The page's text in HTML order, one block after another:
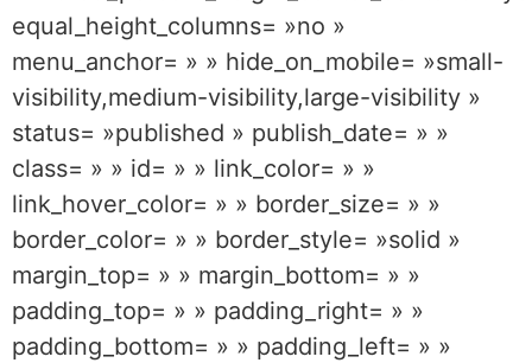
equal_height_columns= »no »
menu_anchor= » » hide_on_mobile= »small-
visibility,medium-visibility,large-visibility »
status= »published » publish_date= » »
class= » » id= » » link_color= » »
link_hover_color= » » border_size= » »
border_color= » » border_style= »solid »
margin_top= » » margin_bottom= » »
padding_top= » » padding_right= » »
padding_bottom= » » padding_left= » »